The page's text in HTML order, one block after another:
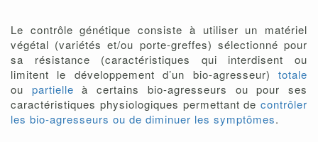
Le contrôle génétique consiste à utiliser un matériel
végétal (variétés et/ou porte-greffes) sélectionné pour
sa résistance (caractéristiques qui interdisent ou
limitent le développement d’un bio-agresseur) totale
ou partielle à certains bio-agresseurs ou pour ses
caractéristiques physiologiques permettant de contrôler
les bio-agresseurs ou de diminuer les symptômes.